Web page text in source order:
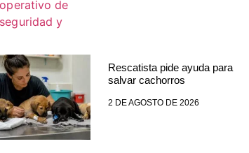
Rescatista pide ayuda para
salvar cachorros
2 DE AGOSTO DE 2026